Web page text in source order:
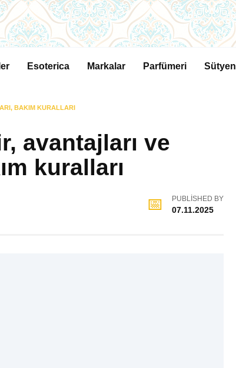
Esoterica Markalar Parfümeri Sütyen
BAKIM KURALLARI
avantajları ve
kuralları
PUBLISHED BY
07.11.2025